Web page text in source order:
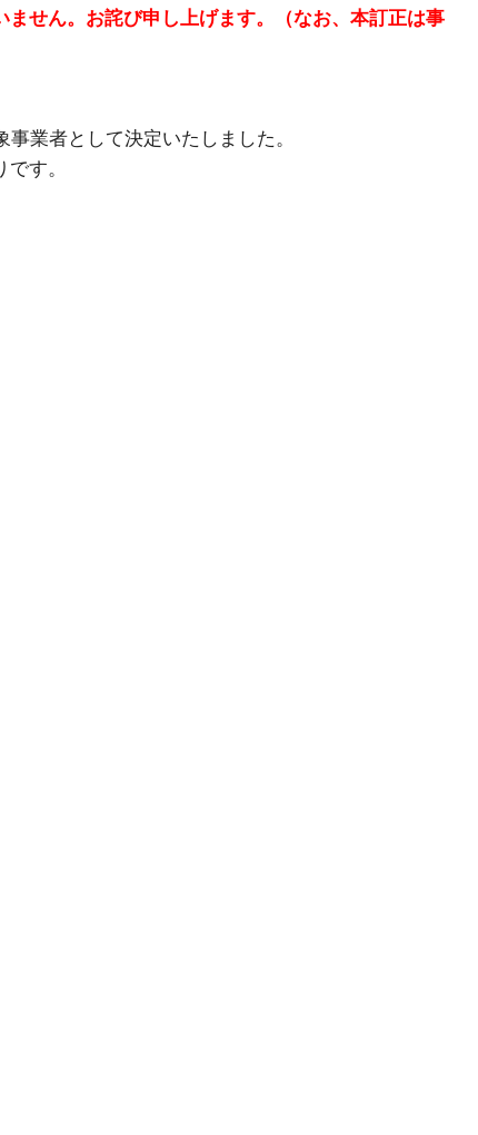
せん。お詫び申し上げます。（なお、本訂正は事
業者として決定いたしました。
す。